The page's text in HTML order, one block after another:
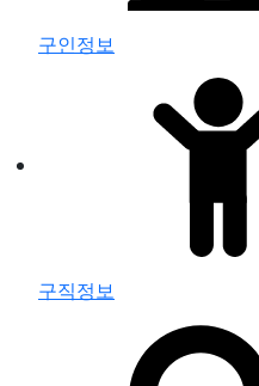
구인정보
구직정보